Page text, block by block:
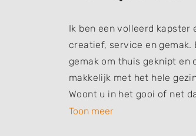
Ik ben een volleerd kapster
creatief, service en
gemak om thuis geknipt
makkelijk met het hele
Woont u in het gooi of net
Toon meer